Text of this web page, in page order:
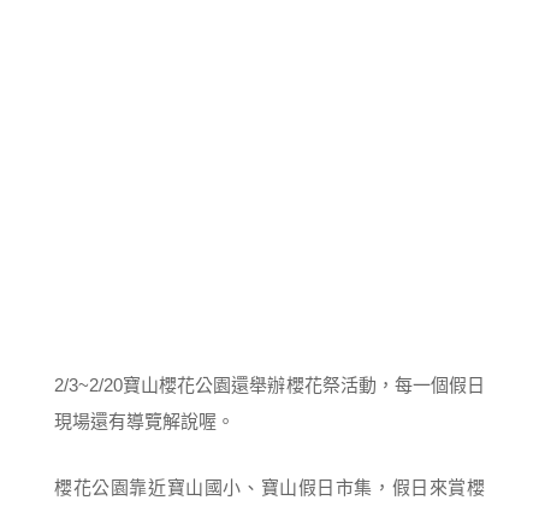
2/3~2/20寶山櫻花公園還舉辦櫻花祭活動，每一個假日
現場還有導覽解說喔。
櫻花公園靠近寶山國小、寶山假日市集，假日來賞櫻